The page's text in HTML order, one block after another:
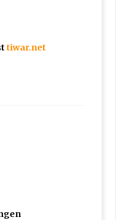
tiwar.net